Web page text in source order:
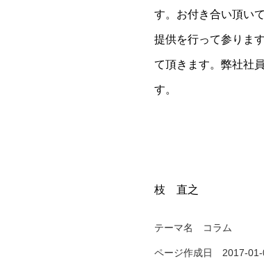
す。お付き合い頂い
提供を行って参りま
て頂きます。弊社社
す。
枝 直之
テーマ名 コラム
ページ作成日 2017-01-